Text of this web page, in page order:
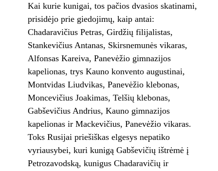
Kai kurie kunigai, tos pačios dvasios skatinami,
prisidėjo prie giedojimų, kaip antai:
Chadaravičius Petras, Girdžių filijalistas,
Stankevičius Antanas, Skirsnemunės vikaras,
Alfonsas Kareiva, Panevėžio gimnazijos
kapelionas, trys Kauno konvento augustinai,
Montvidas Liudvikas, Panevėžio klebonas,
Moncevičius Joakimas, Telšių klebonas,
Gabševičius Andrius, Kauno gimnazijos
kapelionas ir Mackevičius, Panevėžio vikaras.
Toks Rusijai priešiškas elgesys nepatiko
vyriausybei, kuri kunigą Gabševičių ištrėmė į
Petrozavodską, kunigus Chadaravičių ir